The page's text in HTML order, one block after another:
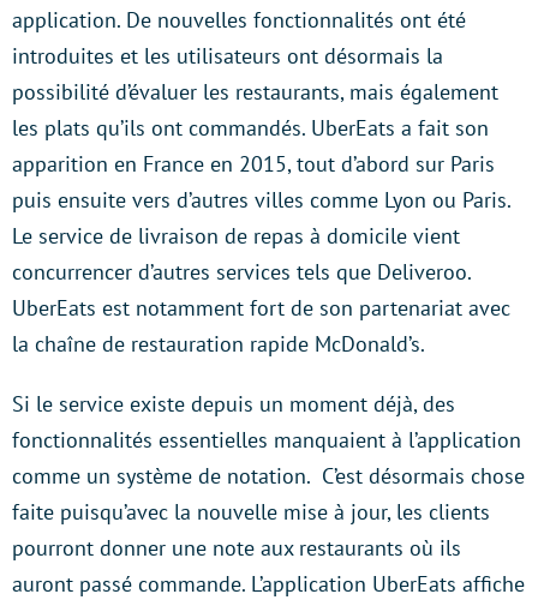
application. De nouvelles fonctionnalités ont été
introduites et les utilisateurs ont désormais la
possibilité d’évaluer les restaurants, mais également
les plats qu’ils ont commandés. UberEats a fait son
apparition en France en 2015, tout d’abord sur Paris
puis ensuite vers d’autres villes comme Lyon ou Paris.
Le service de livraison de repas à domicile vient
concurrencer d’autres services tels que Deliveroo.
UberEats est notamment fort de son partenariat avec
la chaîne de restauration rapide McDonald’s.
Si le service existe depuis un moment déjà, des
fonctionnalités essentielles manquaient à l’application
comme un système de notation. C’est désormais chose
faite puisqu’avec la nouvelle mise à jour, les clients
pourront donner une note aux restaurants où ils
auront passé commande. L’application UberEats affiche